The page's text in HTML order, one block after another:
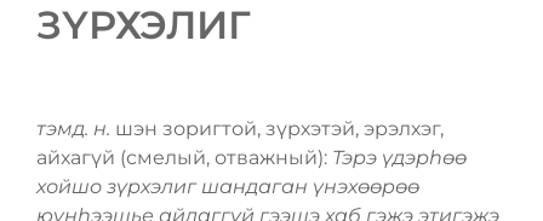
ЗҮРХЭЛИГ
тэмд. н. шэн зоригтой, зүрхэтэй, эрэлхэг,
айхагүй (смелый, отважный): Тэрэ үдэрһѳѳ
хойшо зүрхэлиг шандаган үнэхѳѳрѳѳ
юунһээшье айдаггүй гээшэ хаб гэжэ этигэжэ